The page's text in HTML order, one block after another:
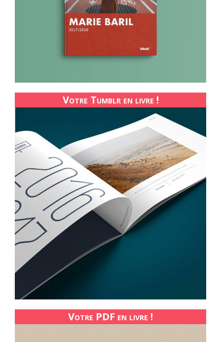
Votre Tumblr en livre !
Votre PDF en livre !